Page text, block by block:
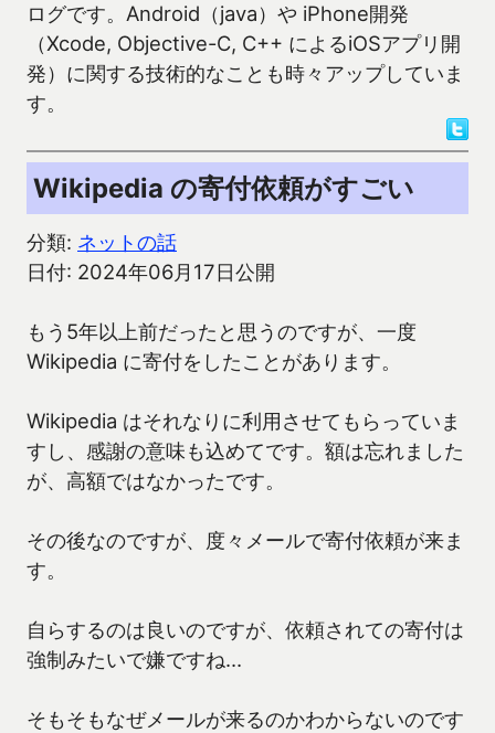
ログです。Android（java）や iPhone開発
（Xcode, Objective-C, C++ によるiOSアプリ開
発）に関する技術的なことも時々アップしていま
す。
Wikipedia の寄付依頼がすごい
分類: ネットの話
日付: 2024年06月17日公開
もう5年以上前だったと思うのですが、一度
Wikipedia に寄付をしたことがあります。
Wikipedia はそれなりに利用させてもらっていま
すし、感謝の意味も込めてです。額は忘れました
が、高額ではなかったです。
その後なのですが、度々メールで寄付依頼が来ま
す。
自らするのは良いのですが、依頼されての寄付は
強制みたいで嫌ですね…
そもそもなぜメールが来るのかわからないのです